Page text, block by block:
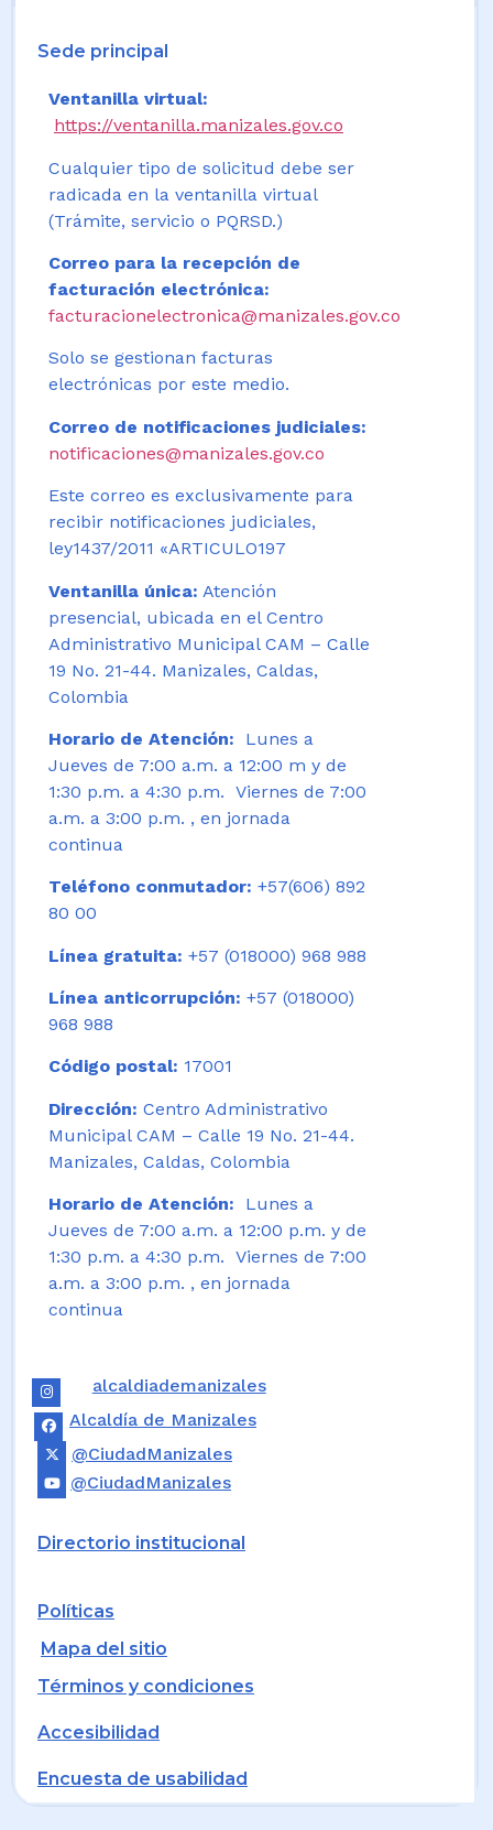
Sede principal
Ventanilla virtual:
https://ventanilla.manizales.gov.co
Cualquier tipo de solicitud debe ser
radicada en la ventanilla virtual
(Trámite, servicio o PQRSD.)
Correo para la recepción de
facturación electrónica:
facturacionelectronica@manizales.gov.co
Solo se gestionan facturas
electrónicas por este medio.
Correo de notificaciones judiciales:
notificaciones@manizales.gov.co
Este correo es exclusivamente para
recibir notificaciones judiciales,
ley1437/2011 «ARTICULO197
Ventanilla única: Atención
presencial, ubicada en el Centro
Administrativo Municipal CAM – Calle
19 No. 21-44. Manizales, Caldas,
Colombia
Horario de Atención:
Lunes a
Jueves de 7:00 a.m. a 12:00 m y de
1:30 p.m. a 4:30 p.m. Viernes de 7:00
a.m. a 3:00 p.m. , en jornada
continua
Teléfono conmutador: +57(606) 892
80 00
Línea gratuita: +57 (018000) 968 988
Línea anticorrupción: +57 (018000)
968 988
Código postal: 17001
Dirección: Centro Administrativo
Municipal CAM – Calle 19 No. 21-44.
Manizales, Caldas, Colombia
Horario de Atención: Lunes a
Jueves de 7:00 a.m. a 12:00 p.m. y de
1:30 p.m. a 4:30 p.m. Viernes de 7:00
a.m. a 3:00 p.m. , en jornada
continua
alcaldiademanizales
Alcaldía de Manizales
@CiudadManizales
@CiudadManizales
Directorio institucional
Políticas
Mapa del sitio
Términos y condiciones
Accesibilidad
Encuesta de usabilidad